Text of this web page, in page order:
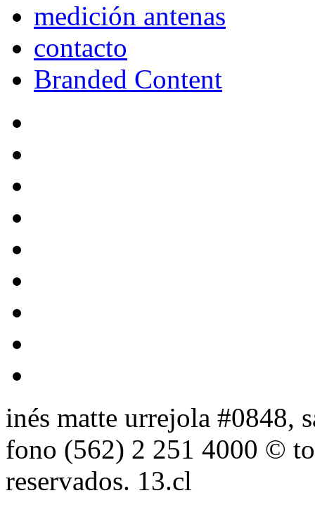
medición antenas
contacto
Branded Content
inés matte urrejola #0848,
fono (562) 2 251 4000 ©
reservados. 13.cl